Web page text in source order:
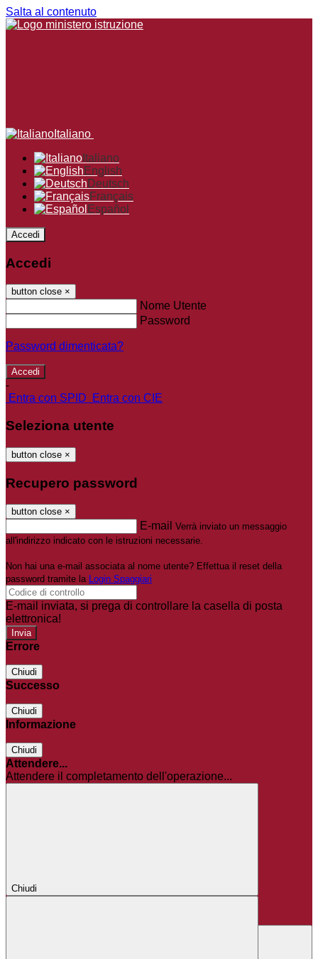
Salta al contenuto
Italiano
Italiano
English
Deutsch
Français
Español
Accedi
Accedi
button close ×
Nome Utente
Password
Password dimenticata?
-
Entra con SPID
Entra con CIE
Seleziona utente
button close ×
Recupero password
button close ×
E-mail Verrà inviato un messaggio
all'indirizzo indicato con le istruzioni necessarie.
Non hai una e-mail associata al nome utente? Effettua il reset della
password tramite la Login Spaggiari
E-mail inviata, si prega di controllare la casella di posta
elettronica!
Errore
Chiudi
Successo
Chiudi
Informazione
Chiudi
Attendere...
Attendere il completamento dell'operazione...
Chiudi